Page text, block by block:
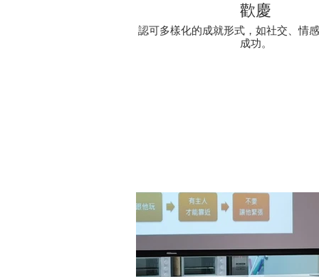
歡慶
認可多樣化的成就形式，如社交、情
成功。